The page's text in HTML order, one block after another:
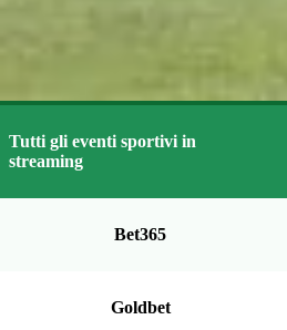
Tutti gli eventi sportivi in
streaming
Bet365
Goldbet